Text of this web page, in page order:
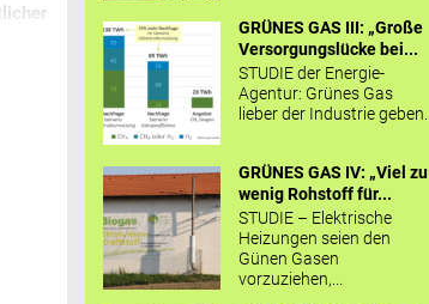
GRÜNES GAS III: „Große
Versorgungslücke bei...
STUDIE der Energie-
Agentur: Grünes Gas
lieber der Industrie geben...
GRÜNES GAS IV: „Viel zu
wenig Rohstoff für...
STUDIE – Elektrische
Heizungen seien den
Günen Gasen
vorzuziehen,...